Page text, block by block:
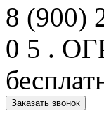
8 (900)
0 5 .
Заказать звонок